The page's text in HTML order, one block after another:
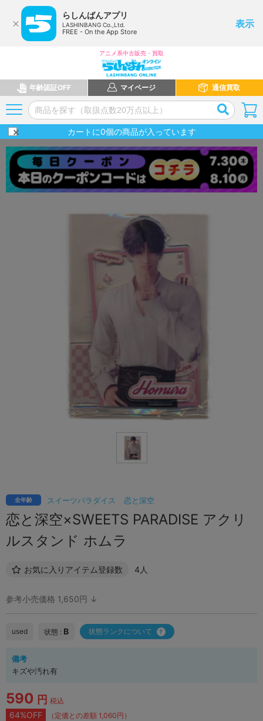
らしんばんアプリ
LASHINBANG Co.,Ltd.
FREE - On the App Store
表示
アニメ系中古販売・買取
年齢認証OFF マイページ 通信買取
カートに0個の商品が入っています
スイーツパラダイス 恋と深空
全年齢
恋と深空×SWEETS PARADISE アクリ
ルスタンド ホムラ
お気に入りアイテム登録数 4人
参考小売価格 1,650円 ↓
used 状態 : B 状態ランクについて
備考
キズや汚れ有
590 円 税込
64%OFF （定価との差額 1,060円）